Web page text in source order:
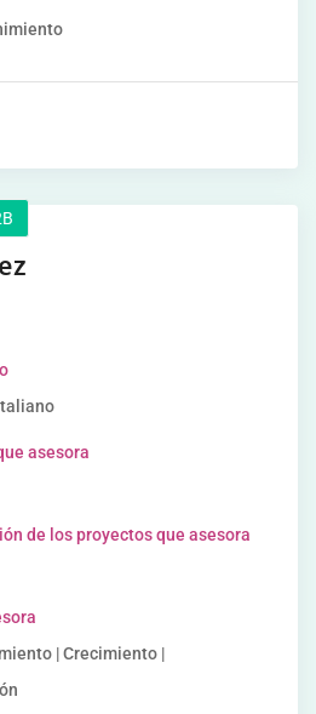
asesora
de los proyectos que asesora
| Crecimiento |